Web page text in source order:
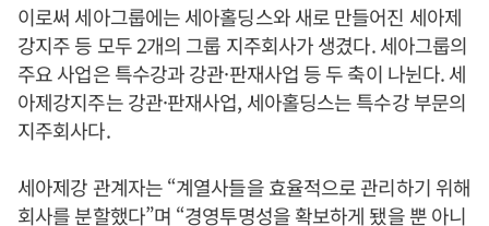
이로써 세아그룹에는 세아홀딩스와 새로 만들어진 세아제
강지주 등 모두 2개의 그룹 지주회사가 생겼다. 세아그룹의
주요 사업은 특수강과 강관·판재사업 등 두 축이 나뉜다. 세
아제강지주는 강관·판재사업, 세아홀딩스는 특수강 부문의
지주회사다.
세아제강 관계자는 “계열사들을 효율적으로 관리하기 위해
회사를 분할했다”며 “경영투명성을 확보하게 됐을 뿐 아니